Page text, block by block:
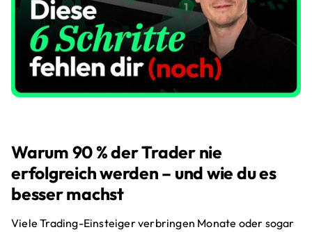
Warum 90 % der Trader nie
erfolgreich werden – und wie du es
besser machst
Viele Trading-Einsteiger verbringen Monate oder sogar